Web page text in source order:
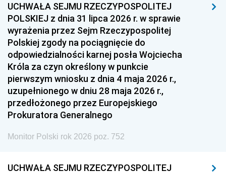
UCHWAŁA SEJMU RZECZYPOSPOLITEJ
POLSKIEJ z dnia 31 lipca 2026 r. w sprawie
wyrażenia przez Sejm Rzeczypospolitej
Polskiej zgody na pociągnięcie do
odpowiedzialności karnej posła Wojciecha
Króla za czyn określony w punkcie
pierwszym wniosku z dnia 4 maja 2026 r.,
uzupełnionego w dniu 28 maja 2026 r.,
przedłożonego przez Europejskiego
Prokuratora Generalnego
Monitor Polski rok 2026 poz. 752
UCHWAŁA SEJMU RZECZYPOSPOLITEJ